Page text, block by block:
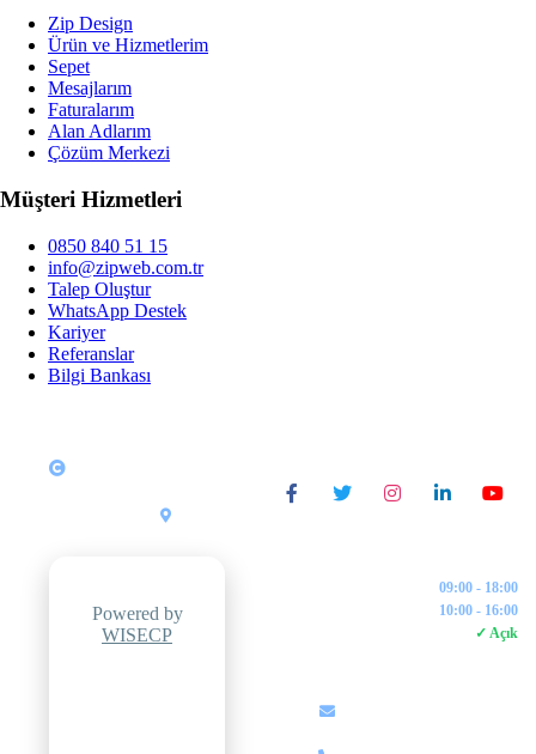
Zip Design
Ürün ve Hizmetlerim
Sepet
Mesajlarım
Faturalarım
Alan Adlarım
Çözüm Merkezi
Müşteri Hizmetleri
0850 840 51 15
info@zipweb.com.tr
Talep Oluştur
WhatsApp Destek
Kariyer
Referanslar
Bilgi Bankası
Powered by
WISECP
09:00 - 18:00
10:00 - 16:00
✓ Açık
info@zipweb.com.tr